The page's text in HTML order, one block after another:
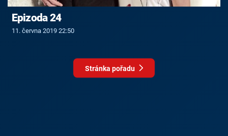
Epizoda 24
11. června 2019 22:50
Stránka pořadu